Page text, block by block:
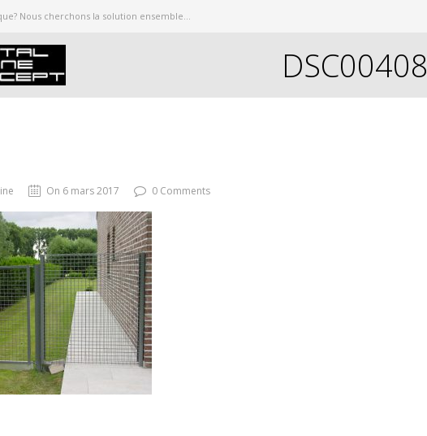
Nous cherchons la solution ensemble...
DSC00408
On 6 mars 2017 0 Comments